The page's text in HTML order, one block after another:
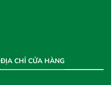
ĐỊA CHỈ CỬA HÀNG